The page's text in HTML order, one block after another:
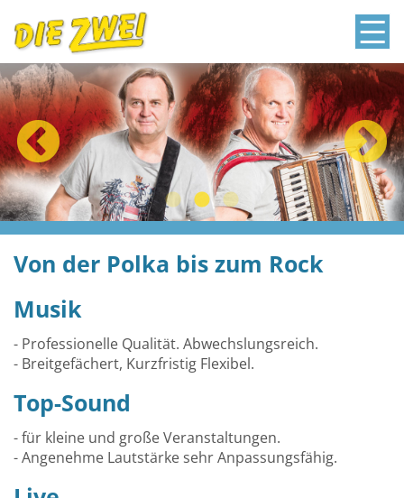
Von der Polka bis zum Rock
Musik
- Professionelle Qualität. Abwechslungsreich.
- Breitgefächert, Kurzfristig Flexibel.
Top-Sound
- für kleine und große Veranstaltungen.
- Angenehme Lautstärke sehr Anpassungsfähig.